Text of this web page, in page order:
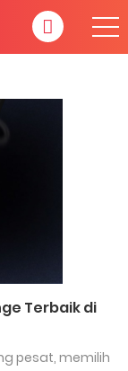
Terbaik di
pesat, memilih